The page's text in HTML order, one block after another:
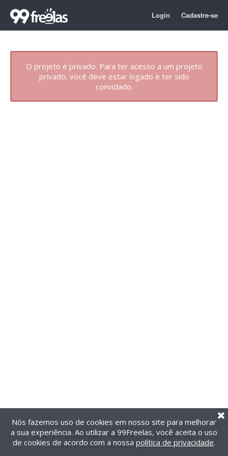
Login Cadastre-se
O projeto é privado. Para ter acesso a um projeto
privado, você deve estar logado e ter sido
convidado.
@2014-2026 99Freelas. Todos os direitos reservados.
Termos de uso| Política de privacidade
Nós fazemos uso de cookies em nosso site para melhorar
a sua experiência. Ao utilizar a 99Freelas, você aceita o uso
de cookies de acordo com a nossa política de privacidade.